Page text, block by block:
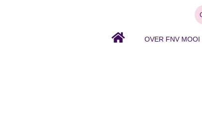
OVER FNV MOOI